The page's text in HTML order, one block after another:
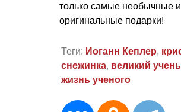
только самые необычные и
оригинальные подарки!
Теги: Иоганн Кеплер,
снежинка, великий
жизнь ученого